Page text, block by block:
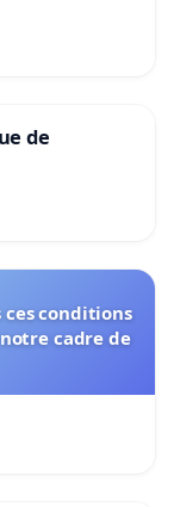
de
ces conditions
cadre de